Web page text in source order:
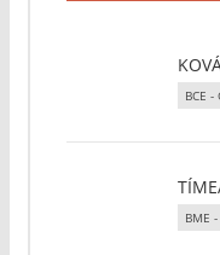
BCE -
BME